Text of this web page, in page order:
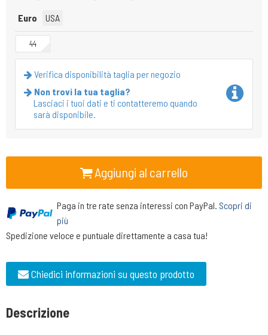
Euro USA
44
Verifica disponibilità taglia per negozio
Non trovi la tua taglia?
Lasciaci i tuoi dati e ti contatteremo quando
sarà disponibile.
Aggiungi al carrello
Paga in tre rate senza interessi con PayPal. Scopri di
più
Spedizione veloce e puntuale direttamente a casa tua!
Chiedici informazioni su questo prodotto
Descrizione